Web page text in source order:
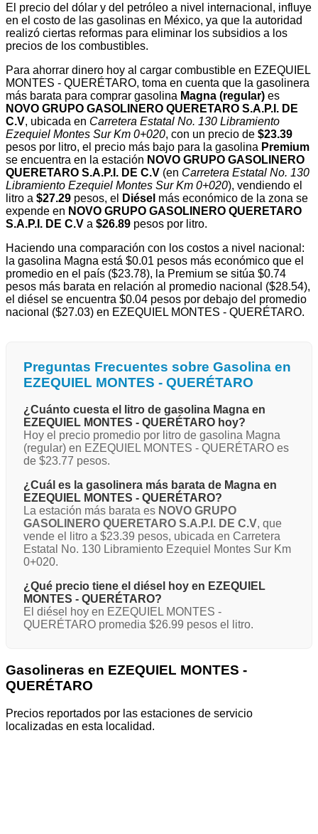
El precio del dólar y del petróleo a nivel internacional, influye
en el costo de las gasolinas en México, ya que la autoridad
realizó ciertas reformas para eliminar los subsidios a los
precios de los combustibles.
Para ahorrar dinero hoy al cargar combustible en EZEQUIEL
MONTES - QUERÉTARO, toma en cuenta que la gasolinera
más barata para comprar gasolina Magna (regular) es
NOVO GRUPO GASOLINERO QUERETARO S.A.P.I. DE
C.V, ubicada en Carretera Estatal No. 130 Libramiento
Ezequiel Montes Sur Km 0+020, con un precio de $23.39
pesos por litro, el precio más bajo para la gasolina Premium
se encuentra en la estación NOVO GRUPO GASOLINERO
QUERETARO S.A.P.I. DE C.V (en Carretera Estatal No. 130
Libramiento Ezequiel Montes Sur Km 0+020), vendiendo el
litro a $27.29 pesos, el Diésel más económico de la zona se
expende en NOVO GRUPO GASOLINERO QUERETARO
S.A.P.I. DE C.V a $26.89 pesos por litro.
Haciendo una comparación con los costos a nivel nacional:
la gasolina Magna está $0.01 pesos más económico que el
promedio en el país ($23.78), la Premium se sitúa $0.74
pesos más barata en relación al promedio nacional ($28.54),
el diésel se encuentra $0.04 pesos por debajo del promedio
nacional ($27.03) en EZEQUIEL MONTES - QUERÉTARO.
Preguntas Frecuentes sobre Gasolina en
EZEQUIEL MONTES - QUERÉTARO
¿Cuánto cuesta el litro de gasolina Magna en
EZEQUIEL MONTES - QUERÉTARO hoy?
Hoy el precio promedio por litro de gasolina Magna
(regular) en EZEQUIEL MONTES - QUERÉTARO es
de $23.77 pesos.
¿Cuál es la gasolinera más barata de Magna en
EZEQUIEL MONTES - QUERÉTARO?
La estación más barata es NOVO GRUPO
GASOLINERO QUERETARO S.A.P.I. DE C.V, que
vende el litro a $23.39 pesos, ubicada en Carretera
Estatal No. 130 Libramiento Ezequiel Montes Sur Km
0+020.
¿Qué precio tiene el diésel hoy en EZEQUIEL
MONTES - QUERÉTARO?
El diésel hoy en EZEQUIEL MONTES -
QUERÉTARO promedia $26.99 pesos el litro.
Gasolineras en EZEQUIEL MONTES -
QUERÉTARO
Precios reportados por las estaciones de servicio
localizadas en esta localidad.